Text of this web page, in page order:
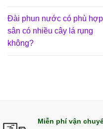
Đài phun nước có phù hợp
sân có nhiều cây lá rụng
không?
Miễn phí vận